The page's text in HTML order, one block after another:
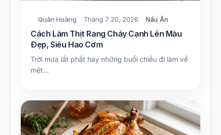
Quân Hoàng Tháng 7 20, 2026 Nấu Ăn
Cách Làm Thịt Rang Cháy Cạnh Lên Màu
Đẹp, Siêu Hao Cơm
Trời mưa lất phất hay những buổi chiều đi làm về
mệt…